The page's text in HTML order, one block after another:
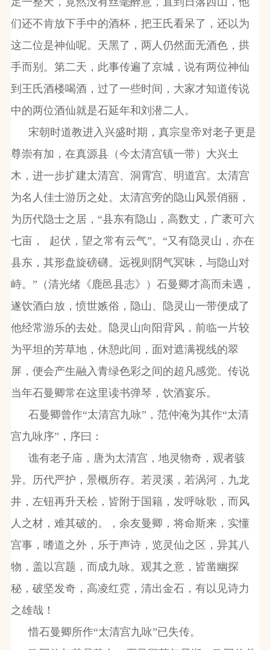
们还不肯放下手中的酒杯，把王氏看呆了，还以为
这二位是神仙呢。天黑了，两人仍然面无酒色，拱
手而别。第二天，此事传遍了京城，说有两位神仙
到王氏酒楼喝酒，过了一些时间，大家才知道传说
中的两位酒仙就是石延年和刘潜二人。
宋朝时道教进入兴盛时期，真宗皇帝对老子更是
尊崇有加，在真源县（今太清宫镇一带）大兴土
木，进一步扩建太清宫、洞霄宫、明道宫。太清宫
为名人佳士游历之处。太清宫旁的隐山风景俏丽，
为历代隐士之居，“县东有隐山，高数丈，广袤可六
七亩，
起伏，望之常有云气”。“又有隐灵山，亦在
县东，其形盘旋磅礴。远视则阴气冥昧，与隐山对
峙。”（清光绪《鹿邑县志》）石曼卿才高而未遇，
遂饮酒白放，愤世嫉俗，隐山、隐灵山一带便成了
他经常游乐的去处。隐灵山向阳背风，前临一片较
为平坦的芳草地，休憩此间，面对遮满视线的翠
屏，便会产生融入青绿色彩之间的超凡感觉。传说
当年石曼卿常在这里读书弹琴，饮酒宴乐。
石曼卿曾作“太清宫九咏”，范仲淹为其作“太清
宫九咏序”，序曰：
谯有老子庙，唐为太清宫，地灵物奇，观者骇
异。历代严护，景概所存。若灵溪，若涡河，九龙
井，左钮再升天桧，皆附于国籍，发呼咏歌，而风
人之材，难其破的。，余友曼卿，将命斯来，实懂
宫事，嗜道之外，乐于声诗，览灵仙之区，异其八
物，盖以宫题，而成九咏。观其之意，皆凿幽探
秘，破坚发奇，高凌红霓，清出金石，有以见诗力
之雄哉！
惜石曼卿所作“太清宫九咏”已失传。